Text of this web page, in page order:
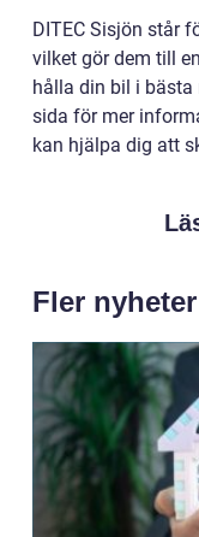
DITEC Sisjön står
vilket gör dem till
hålla din bil i
sida för mer
kan hjälpa dig att
Fler nyheter